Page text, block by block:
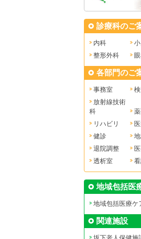
診療科のご
内科
整形外科
各部門のご
事務室
放射線技術
科
リハビリ
健診
退院調整
透析室
地域包括医
地域包括医療ケ
関連施設